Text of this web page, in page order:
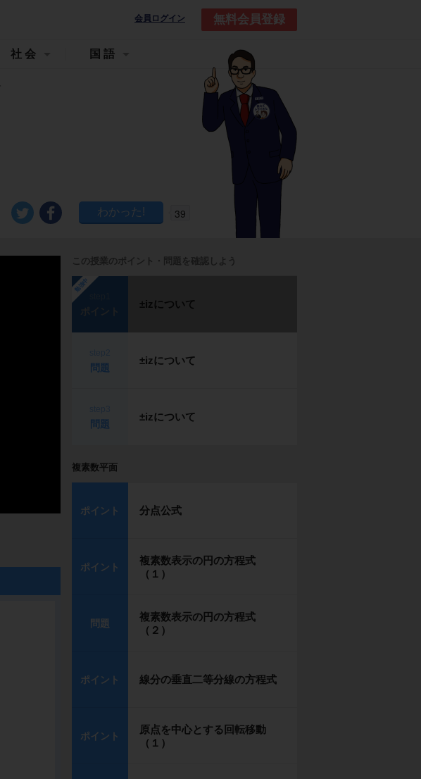
会員ログイン 無料会員登録
社会 国語
39
この授業のポイント・問題を確認しよう
勉強中
±izについて
問題
±izについて
問題
±izについて
複素数平面
ポイント 分点公式
ポイント
複素数表示の円の方程式
（１）
問題
複素数表示の円の方程式
（２）
ポイント 線分の垂直二等分線の方程式
ポイント
原点を中心とする回転移動
（１）